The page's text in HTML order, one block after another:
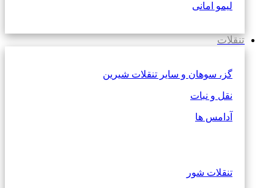
لیمو امانی
تنقلات
گز، سوهان و سایر تنقلات شیرین
نقل و نبات
آدامس ها
تنقلات شور